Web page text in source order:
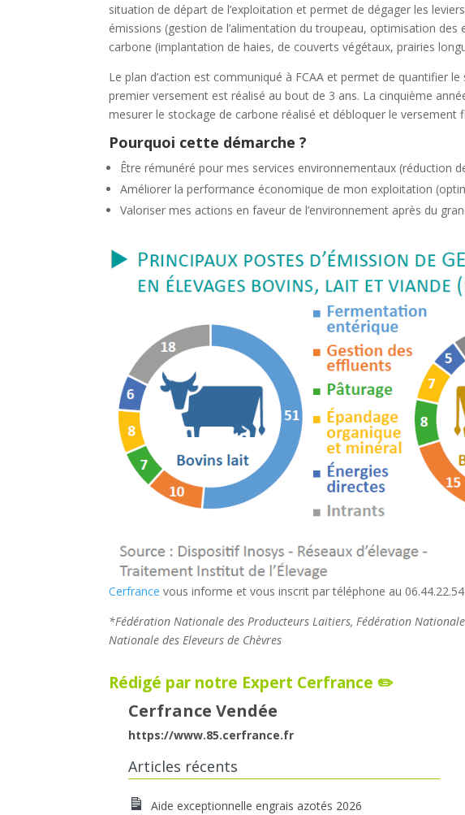
situation de départ de l’exploitation et permet de dégager les
émissions (gestion de l’alimentation du troupeau, optimisation
carbone (implantation de haies, de couverts végétaux, prairies
Le plan d’action est communiqué à FCAA et permet de quantifier
premier versement est réalisé au bout de 3 ans. La cinquième
mesurer le stockage de carbone réalisé et débloquer le versement
Pourquoi cette démarche ?
Être rémunéré pour mes services environnementaux (réduction
Améliorer la performance économique de mon exploitation
Valoriser mes actions en faveur de l’environnement après du
Cerfrancevous informe et vous inscrit par téléphone au
*Fédération Nationale des Producteurs Laitiers, Fédération
Nationale des Eleveurs de Chèvres
Rédigé par notre Expert Cerfrance ✏️
Cerfrance Vendée
https://www.85.cerfrance.fr
Articles récents
Aide exceptionnelle engrais azotés 2026